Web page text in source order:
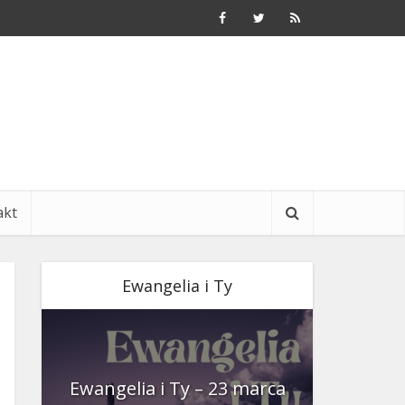
Ewangelia i Ty
Ewangelia i Ty – 23 marca